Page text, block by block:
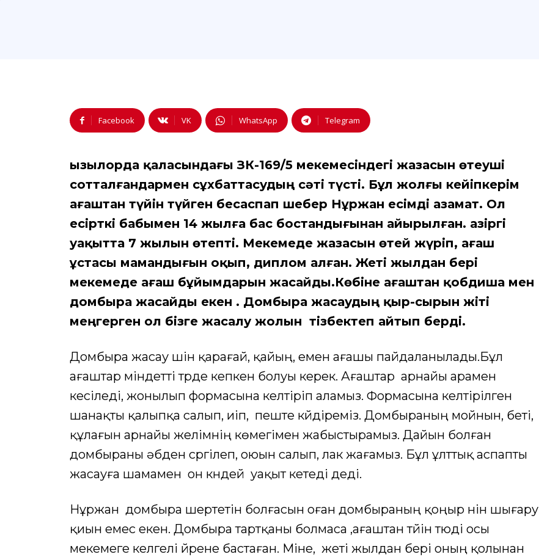
Facebook VK WhatsApp Telegram
Қызылорда қаласындағы ЗК-169/5 мекемесіндегі жазасын өтеуші
сотталғандармен сұхбаттасудың сәті түсті. Бұл жолғы кейіпкерім
ағаштан түйін түйген бесаспап шебер Нұржан есімді азамат. Ол
есірткі бабымен 14 жылға бас бостандығынан айырылған. Қазіргі
уақытта 7 жылын өтепті. Мекемеде жазасын өтей жүріп, ағаш
ұстасы мамандығын оқып, диплом алған. Жеті жылдан бері
мекемеде ағаш бұйымдарын жасайды.Көбіне ағаштан қобдиша мен
домбыра жасайды екен . Домбыра жасаудың қыр-сырын жіті
меңгерген ол бізге жасалу жолын тізбектеп айтып берді.
Домбыра жасау үшін қарағай, қайың, емен ағашы пайдаланылады.Бұл
ағаштар міндетті түрде кепкен болуы керек. Ағаштар арнайы арамен
кесіледі, жонылып формасына келтіріп аламыз. Формасына келтірілген
шанақты қалыпқа салып, иіп, пеште күйдіреміз. Домбыраның мойнын, беті,
құлағын арнайы желімнің көмегімен жабыстырамыз. Дайын болған
домбыраны әбден сүргілеп, оюын салып, лак жағамыз. Бұл ұлттық аспапты
жасауға шамамен он күндей уақыт кетеді деді.
Нұржан домбыра шертетін болғасын оған домбыраның қоңыр үнін шығару
қиын емес екен. Домбыра тартқаны болмаса ,ағаштан түйін түюді осы
мекемеге келгелі үйрене бастаған. Міне, жеті жылдан бері оның қолынан